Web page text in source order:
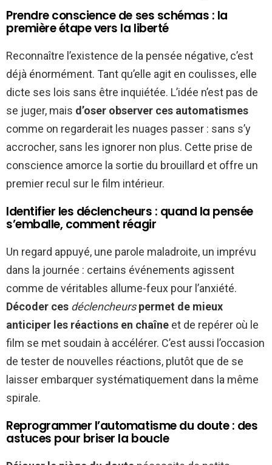
Prendre conscience de ses schémas : la
première étape vers la liberté
Reconnaître l’existence de la pensée négative, c’est
déjà énormément. Tant qu’elle agit en coulisses, elle
dicte ses lois sans être inquiétée. L’idée n’est pas de
se juger, mais d’oser observer ces automatismes
comme on regarderait les nuages passer : sans s’y
accrocher, sans les ignorer non plus. Cette prise de
conscience amorce la sortie du brouillard et offre un
premier recul sur le film intérieur.
Identifier les déclencheurs : quand la pensée
s’emballe, comment réagir
Un regard appuyé, une parole maladroite, un imprévu
dans la journée : certains événements agissent
comme de véritables allume-feux pour l’anxiété.
Décoder ces déclencheurspermet de mieux
anticiper les réactions en chaîne et de repérer où le
film se met soudain à accélérer. C’est aussi l’occasion
de tester de nouvelles réactions, plutôt que de se
laisser embarquer systématiquement dans la même
spirale.
Reprogrammer l’automatisme du doute : des
astuces pour briser la boucle